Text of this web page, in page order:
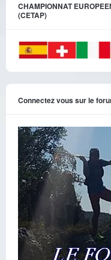
CHAMPIONNAT
(CETAP)
Connectez vous sur le